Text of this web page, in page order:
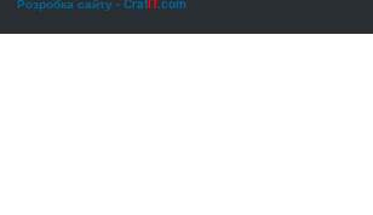
Розробка сайту - CrafIT.com